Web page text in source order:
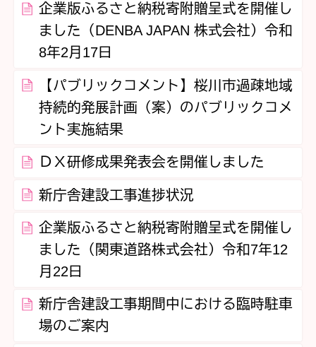
企業版ふるさと納税寄附贈呈式を開催し
ました（DENBA JAPAN 株式会社）令和
8年2月17日
【パブリックコメント】桜川市過疎地域
持続的発展計画（案）のパブリックコメ
ント実施結果
ＤＸ研修成果発表会を開催しました
新庁舎建設工事進捗状況
企業版ふるさと納税寄附贈呈式を開催し
ました（関東道路株式会社）令和7年12
月22日
新庁舎建設工事期間中における臨時駐車
場のご案内